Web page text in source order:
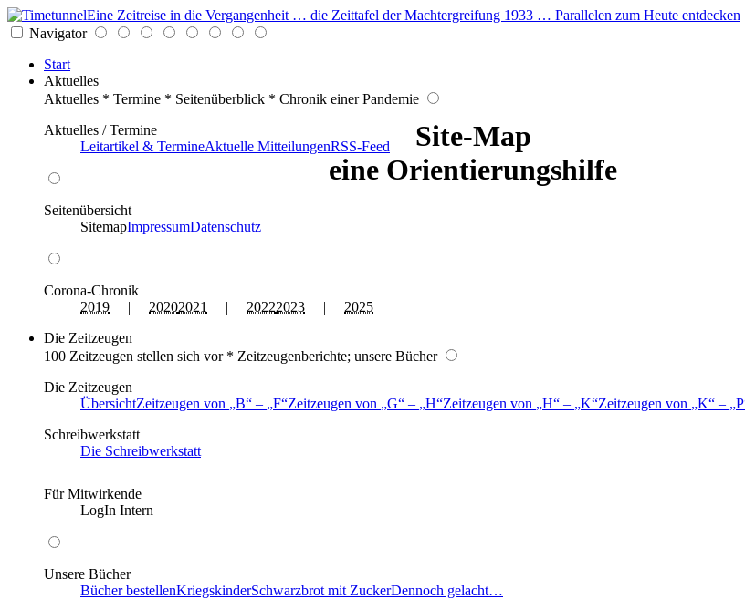
Eine Zeitreise in die Vergangenheit … die Zeittafel der Machtergreifung 1933 … Parallelen zum Heute entdecken
Navigator
Start
Aktuelles
Aktuelles * Termine * Seitenüberblick * Chronik einer Pandemie
Aktuelles / Termine
Leitartikel & TermineAktuelle MitteilungenRSS-Feed
Seitenübersicht
SitemapImpressumDatenschutz
Corona-Chronik
2019 | 20202021 | 20222023 | 2025
Die Zeitzeugen
100 Zeitzeugen stellen sich vor * Zeitzeugenberichte; unsere Bücher
Die Zeitzeugen
ÜbersichtZeitzeugen von B – F Zeitzeugen von G – H Zeitzeugen von H – K Zeitzeugen von K – P
Schreibwerkstatt
Die Schreibwerkstatt
Für Mitwirkende
LogIn Intern
Unsere Bücher
Bücher bestellenKriegskinderSchwarzbrot mit ZuckerDennoch gelacht…
Site-Map
eine Orientierungshilfe